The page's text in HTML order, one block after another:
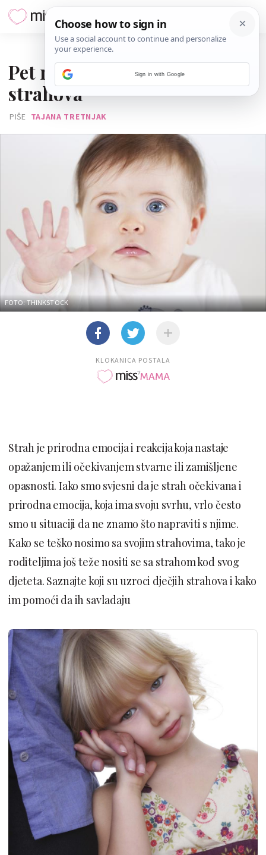
Pet najčešćih dječjih
strahova
PIŠE TAJANA TRETNJAK
FOTO: THINKSTOCK
KLOKANICA POSTALA
Strah je prirodna emocija i reakcija koja nastaje
opažanjem ili očekivanjem stvarne ili zamišljene
opasnosti. Iako smo svjesni da je strah očekivana i
prirodna emocija, koja ima svoju svrhu, vrlo često
smo u situaciji da ne znamo što napraviti s njime.
Kako se teško nosimo sa svojim strahovima, tako je
roditeljima još teže nositi se sa strahom kod svog
djeteta. Saznajte koji su uzroci dječjih strahova i kako
im pomoći da ih savladaju
Sign in with Google